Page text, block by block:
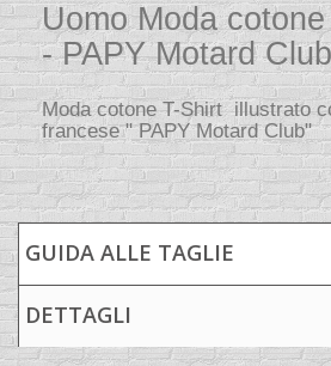
Uomo Moda
- PAPY Motard Club
Moda cotone T-Shirt illustrato
francese " PAPY Motard Club"
GUIDA ALLE TAGLIE
DETTAGLI